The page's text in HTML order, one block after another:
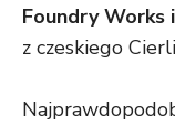
Foundry Works
z czeskiego